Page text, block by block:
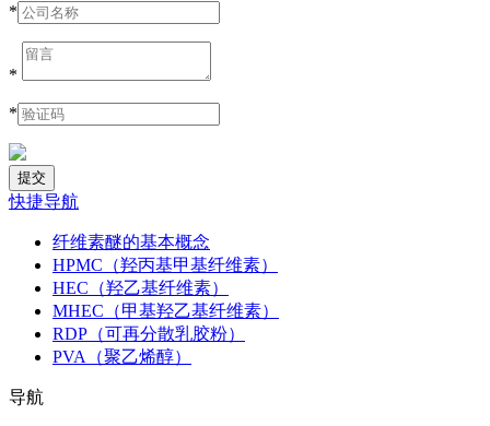
*
*
*
快捷导航
纤维素醚的基本概念
HPMC（羟丙基甲基纤维素）
HEC（羟乙基纤维素）
MHEC（甲基羟乙基纤维素）
RDP（可再分散乳胶粉）
PVA（聚乙烯醇）
导航